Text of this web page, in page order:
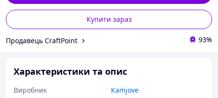
Купити зараз
Продавець CraftPoint 93%
Характеристики та опис
Виробник
Kamjove